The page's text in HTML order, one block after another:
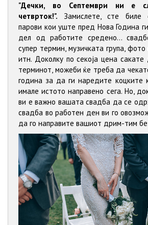
"Дечки, во Септември ни е
четврток!". Замислете, сте
парови кои уште пред Нова Година
дел од работите средено...
супер термин, музичката група,
итн. Доколку по секоја цена
терминот, можеби ќе треба да
година за да ги наредите коцките
имале истото направено сега. Но,
ви е важно вашата свадба да се
свадба во работен ден ви го
да го направите вашиот дрим-тим